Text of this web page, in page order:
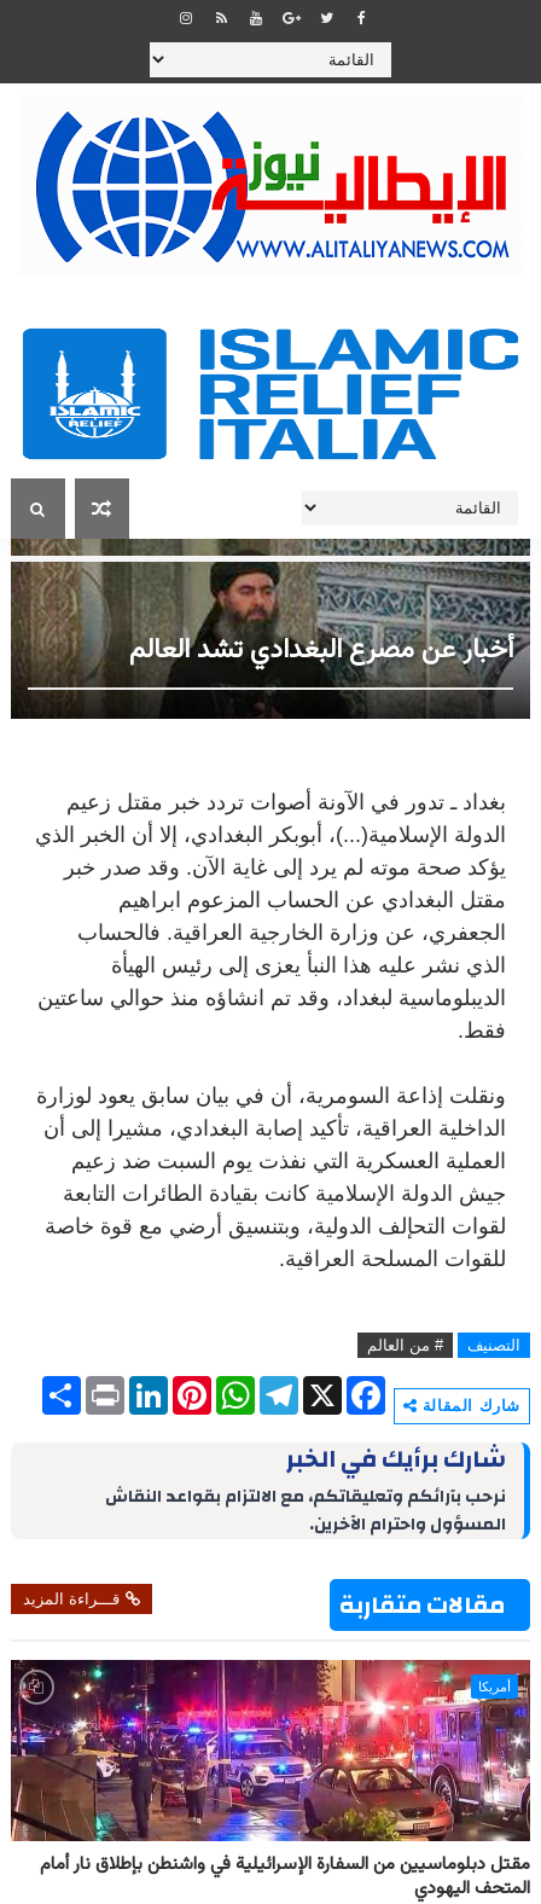
أخبار عن مصرع البغدادي تشد العالم
بغداد ـ تدور في الآونة أصوات تردد خبر مقتل زعيم
الدولة الإسلامية(...)، أبوبكر البغدادي، إلا أن الخبر الذي
يؤكد صحة موته لم يرد إلى غاية الآن. وقد صدر خبر
مقتل البغدادي عن الحساب المزعوم ابراهيم
الجعفري، عن وزارة الخارجية العراقية. فالحساب
الذي نشر عليه هذا النبأ يعزى إلى رئيس الهيأة
الديبلوماسية لبغداد، وقد تم انشاؤه منذ حوالي ساعتين
فقط.
ونقلت إذاعة السومرية، أن في بيان سابق يعود لوزارة
الداخلية العراقية، تأكيد إصابة البغدادي، مشيرا إلى أن
العملية العسكرية التي نفذت يوم السبت ضد زعيم
جيش الدولة الإسلامية كانت بقيادة الطائرات التابعة
لقوات التحإلف الدولية، وبتنسيق أرضي مع قوة خاصة
للقوات المسلحة العراقية.
التصنيف # من العالم
شارك المقالة
S
h
P
r
L
I
P
e
W
h
p
T
e
g
a
X
F
a
b
o
k
شارك برأيك في الخبر
نرحب بآرائكم وتعليقاتكم، مع الالتزام بقواعد النقاش
المسؤول واحترام الآخرين.
مقالات متقاربة قـــراءة المزيد
أمريكا
مقتل دبلوماسيين من السفارة الإسرائيلية في واشنطن بإطلاق نار أمام
المتحف اليهودي